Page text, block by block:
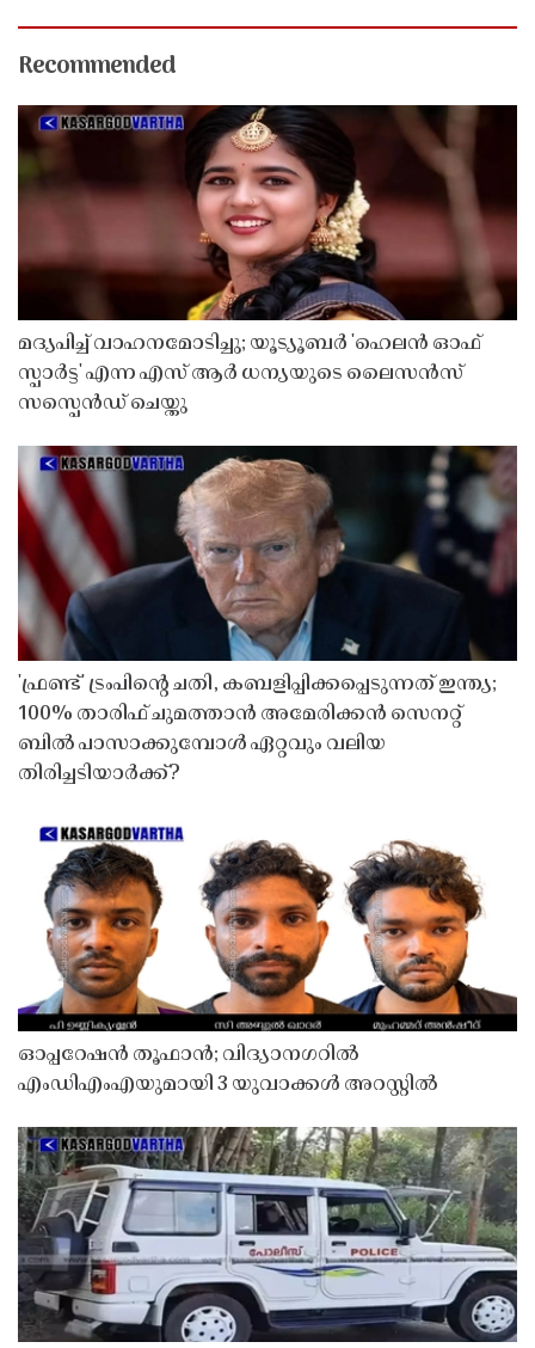
Recommended
മദ്യപിച്ച് വാഹനമോടിച്ചു; യൂട്യൂബർ 'ഹെലൻ ഓഫ്
സ്പാർട്ട' എന്ന എസ് ആർ ധന്യയുടെ ലൈസൻസ്
സസ്പെൻഡ് ചെയ്തു ​​​​​​​
'ഫ്രണ്ട്' ട്രംപിന്റെ ചതി, കബളിപ്പിക്കപ്പെടുന്നത് ഇന്ത്യ;
100% താരിഫ് ചുമത്താൻ അമേരിക്കൻ സെനറ്റ്
ബിൽ പാസാക്കുമ്പോൾ ഏറ്റവും വലിയ
തിരിച്ചടിയാർക്ക്?
ഓപ്പറേഷൻ തൂഫാൻ; വിദ്യാനഗറിൽ
എംഡിഎംഎയുമായി 3 യുവാക്കൾ അറസ്റ്റിൽ